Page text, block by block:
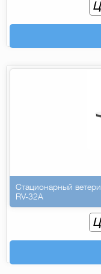
Стационарный
RV-32A